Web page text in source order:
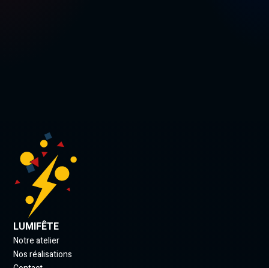
LUMIFÊTE
Notre atelier
Nos réalisations